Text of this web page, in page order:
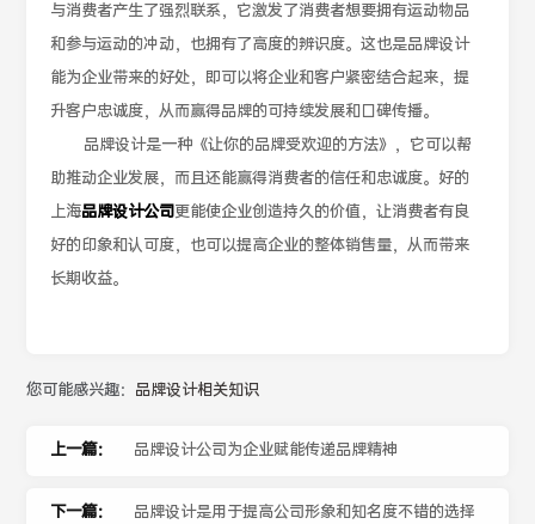
与消费者产生了强烈联系，它激发了消费者想要拥有运动物品
和参与运动的冲动，也拥有了高度的辨识度。这也是品牌设计
能为企业带来的好处，即可以将企业和客户紧密结合起来，提
升客户忠诚度，从而赢得品牌的可持续发展和口碑传播。
品牌设计是一种《让你的品牌受欢迎的方法》，它可以帮
助推动企业发展，而且还能赢得消费者的信任和忠诚度。好的
上海品牌设计公司更能使企业创造持久的价值，让消费者有良
好的印象和认可度，也可以提高企业的整体销售量，从而带来
长期收益。
您可能感兴趣： 品牌设计相关知识
上一篇： 品牌设计公司为企业赋能传递品牌精神
下一篇： 品牌设计是用于提高公司形象和知名度不错的选择